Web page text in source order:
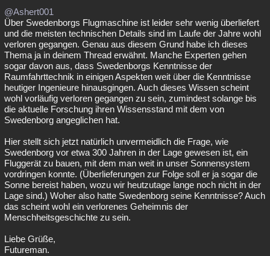
@Ashert001
Über Swedenborgs Flugmaschine ist leider sehr wenig überliefert
und die meisten technischen Details sind im Laufe der Jahre wohl
verloren gegangen. Genau aus diesem Grund habe ich dieses
Thema ja in deinem Thread erwähnt. Manche Experten gehen
sogar davon aus, dass Swedenborgs Kenntnisse der
Raumfahrttechnik in einigen Aspekten weit über die Kenntnisse
heutiger Ingenieure hinausgingen. Auch dieses Wissen scheint
wohl vorläufig verloren gegangen zu sein, zumindest solange bis
die aktuelle Forschung ihren Wissensstand mit dem von
Swedenborg angeglichen hat.
Hier stellt sich jetzt natürlich unvermeidlich die Frage, wie
Swedenborg vor etwa 300 Jahren in der Lage gewesen ist, ein
Fluggerät zu bauen, mit dem man weit in unser Sonnensystem
vordringen konnte. (Überlieferungen zur Folge soll er ja sogar die
Sonne bereist haben, wozu wir heutzutage lange noch nicht in der
Lage sind.) Woher also hatte Swedenborg seine Kenntnisse? Auch
das scheint wohl ein verlorenes Geheimnis der
Menschheitsgeschichte zu sein.
Liebe Grüße,
Futureman.